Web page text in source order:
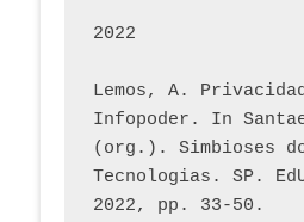
2022
Lemos, A.
Infopoder. In
(org.). Simbioses do
Tecnologias. SP.
2022, pp. 33-50.